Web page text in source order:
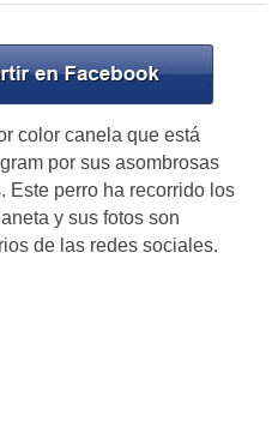
color canela que está
por sus asombrosas
Este perro ha recorrido los
y sus fotos son
de las redes sociales.